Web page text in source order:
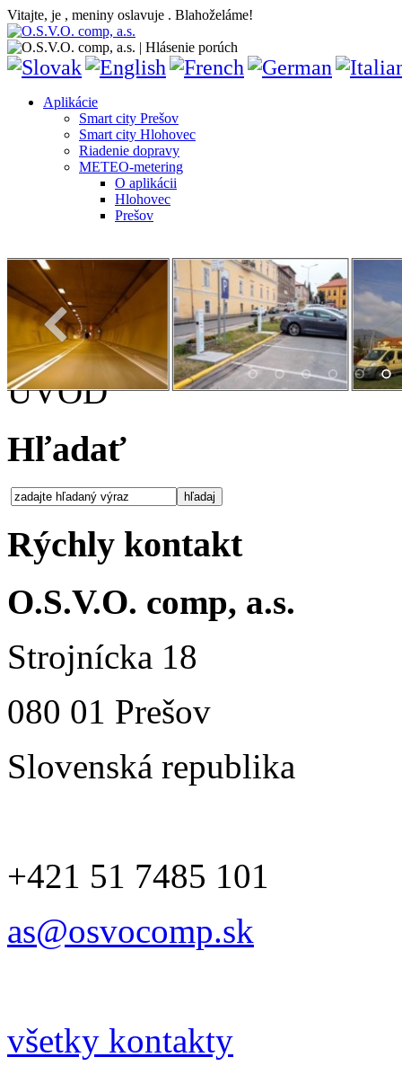
Vitajte, je , meniny oslavuje . Blahoželáme!
Aplikácie
Smart city Prešov
Smart city Hlohovec
Riadenie dopravy
METEO-metering
O aplikácii
Hlohovec
Prešov
ÚVOD
Hľadať
Rýchly kontakt
O.S.V.O. comp, a.s.
Strojnícka 18
080 01 Prešov
Slovenská republika
+421 51 7485 101
as@osvocomp.sk
všetky kontakty